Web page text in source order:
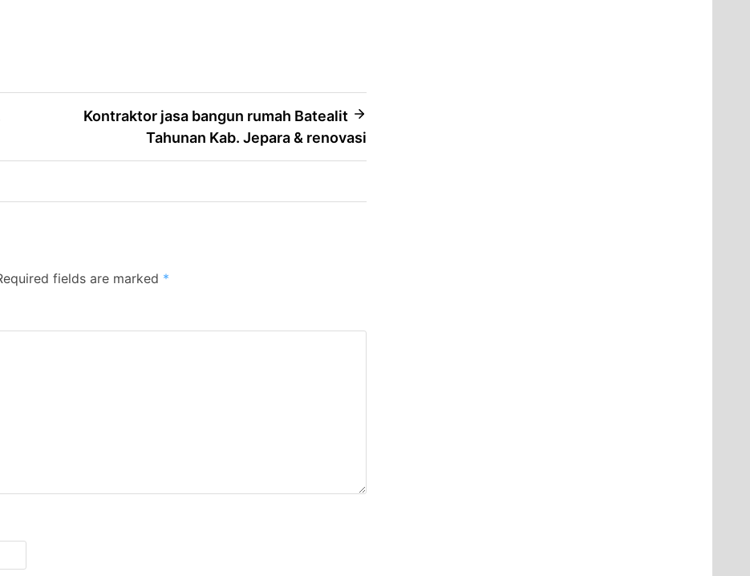
Kontraktor jasa bangun rumah Batealit
Tahunan Kab. Jepara & renovasi
fields are marked *